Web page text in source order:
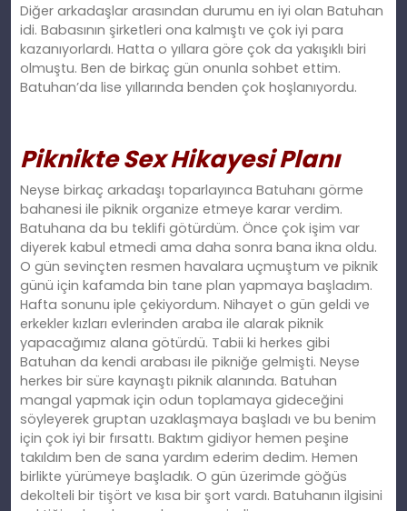
Diğer arkadaşlar arasından durumu en iyi olan Batuhan
idi. Babasının şirketleri ona kalmıştı ve çok iyi para
kazanıyorlardı. Hatta o yıllara göre çok da yakışıklı biri
olmuştu. Ben de birkaç gün onunla sohbet ettim.
Batuhan’da lise yıllarında benden çok hoşlanıyordu.
Piknikte Sex Hikayesi Planı
Neyse birkaç arkadaşı toparlayınca Batuhanı görme
bahanesi ile piknik organize etmeye karar verdim.
Batuhana da bu teklifi götürdüm. Önce çok işim var
diyerek kabul etmedi ama daha sonra bana ikna oldu.
O gün sevinçten resmen havalara uçmuştum ve piknik
günü için kafamda bin tane plan yapmaya başladım.
Hafta sonunu iple çekiyordum. Nihayet o gün geldi ve
erkekler kızları evlerinden araba ile alarak piknik
yapacağımız alana götürdü. Tabii ki herkes gibi
Batuhan da kendi arabası ile pikniğe gelmişti. Neyse
herkes bir süre kaynaştı piknik alanında. Batuhan
mangal yapmak için odun toplamaya gideceğini
söyleyerek gruptan uzaklaşmaya başladı ve bu benim
için çok iyi bir fırsattı. Baktım gidiyor hemen peşine
takıldım ben de sana yardım ederim dedim. Hemen
birlikte yürümeye başladık. O gün üzerimde göğüs
dekolteli bir tişört ve kısa bir şort vardı. Batuhanın ilgisini